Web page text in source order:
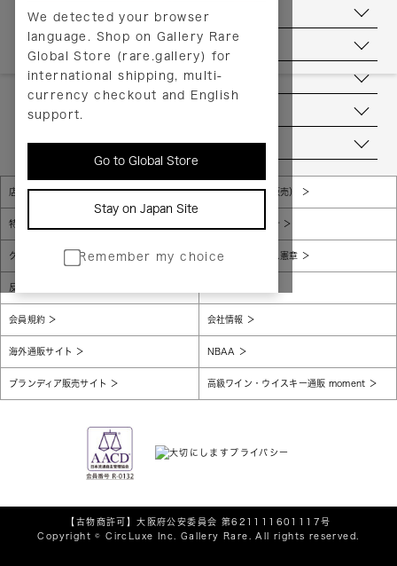
We detected your browser
language. Shop on Gallery Rare
Global Store (rare.gallery) for
international shipping, multi-
currency checkout and English
support.
Go to Global Store
Stay on Japan Site
Remember my choice
返品について
ヘルプ
お問い合わせ
当店について
店舗一覧 販売規約（店頭販売）
特定商取引法に基づく表示 個人情報保護方針
グローバルプライバシーポリシー コンプライアンス憲章
反社会的勢力に対する基本方針
会員規約 会社情報
海外通販サイト NBAA
ブランディア販売サイト 高級ワイン・ウイスキー通販 moment
【古物商許可】大阪府公安委員会 第621111601117号
Copyright © CircLuxe Inc. Gallery Rare. All rights reserved.